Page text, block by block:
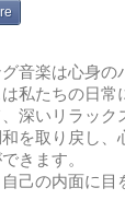
音楽は心身の
私たちの日
深いリラック
を取り戻し、
きます。
己の内面に目